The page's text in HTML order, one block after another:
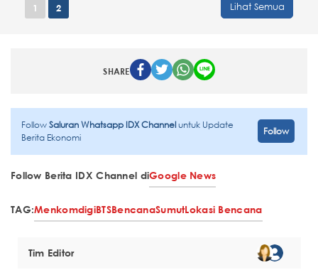
1 2 Lihat Semua
SHARE
FollowSaluran Whatsapp IDX Channeluntuk Update
Berita Ekonomi
Follow
Follow Berita IDX Channel diGoogle News
TAG:MenkomdigiBTSBencanaSumutLokasi Bencana
Tim Editor